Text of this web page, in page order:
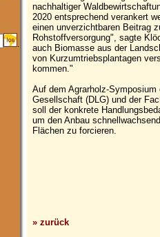
.
nachhaltiger
2020 entsprechend verankert
einen unverzichtbaren Beitrag
Rohstoffversorgung", sagte
auch Biomasse aus der
von Kurzumtriebsplantagen
kommen."
Auf dem Agrarholz-
Gesellschaft (DLG) und der
soll der konkrete
um den Anbau
Flächen zu forcieren.
» zurück